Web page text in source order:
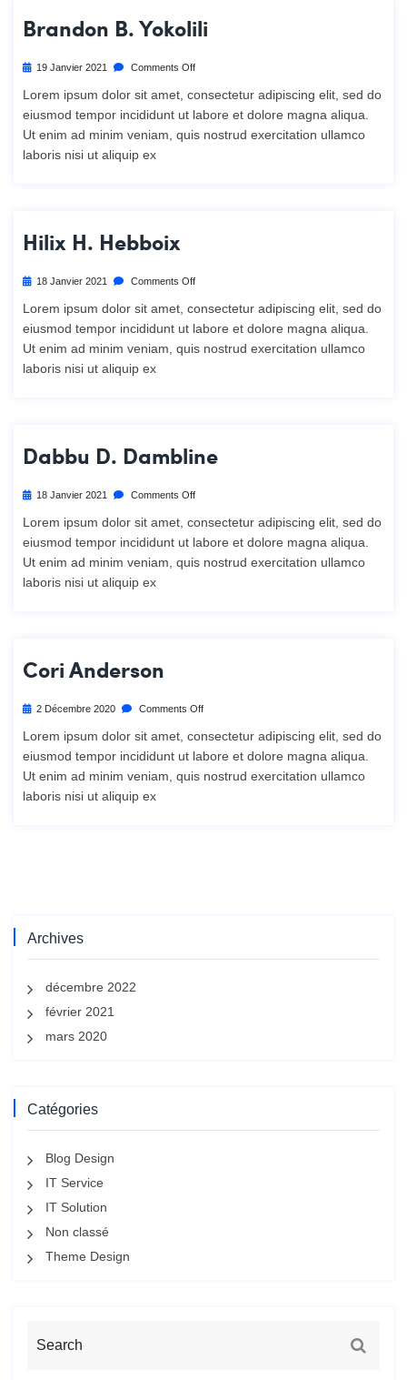
Brandon B. Yokolili
19 Janvier 2021 Comments Off
Lorem ipsum dolor sit amet, consectetur adipiscing elit, sed do
eiusmod tempor incididunt ut labore et dolore magna aliqua.
Ut enim ad minim veniam, quis nostrud exercitation ullamco
laboris nisi ut aliquip ex
Hilix H. Hebboix
18 Janvier 2021 Comments Off
Lorem ipsum dolor sit amet, consectetur adipiscing elit, sed do
eiusmod tempor incididunt ut labore et dolore magna aliqua.
Ut enim ad minim veniam, quis nostrud exercitation ullamco
laboris nisi ut aliquip ex
Dabbu D. Dambline
18 Janvier 2021 Comments Off
Lorem ipsum dolor sit amet, consectetur adipiscing elit, sed do
eiusmod tempor incididunt ut labore et dolore magna aliqua.
Ut enim ad minim veniam, quis nostrud exercitation ullamco
laboris nisi ut aliquip ex
Cori Anderson
2 Décembre 2020 Comments Off
Lorem ipsum dolor sit amet, consectetur adipiscing elit, sed do
eiusmod tempor incididunt ut labore et dolore magna aliqua.
Ut enim ad minim veniam, quis nostrud exercitation ullamco
laboris nisi ut aliquip ex
Archives
décembre 2022
février 2021
mars 2020
Catégories
Blog Design
IT Service
IT Solution
Non classé
Theme Design